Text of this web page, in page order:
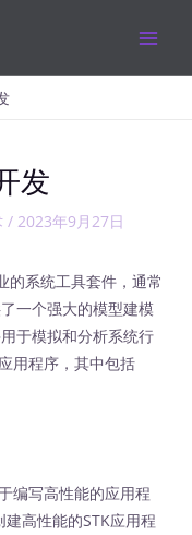
发
/2023年9月27日
系统工具套件，通常
一个强大的模型建模
于模拟和分析系统行
用程序，其中包括
写高性能的应用程
高性能的STK应用程